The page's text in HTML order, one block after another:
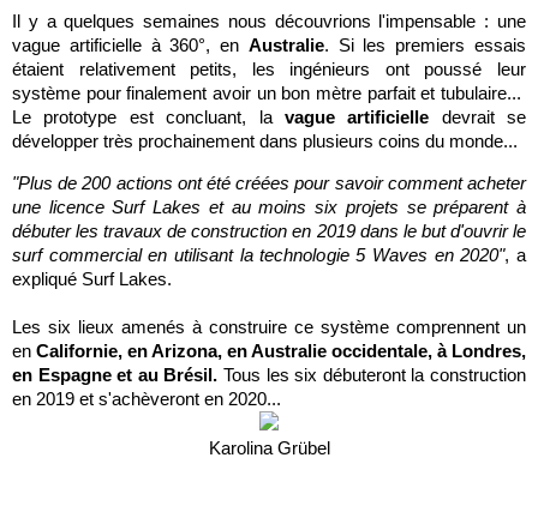
Il y a quelques semaines nous découvrions l'impensable : une
vague artificielle à 360°, en Australie. Si les premiers essais
étaient relativement petits, les ingénieurs ont poussé leur
système pour finalement avoir un bon mètre parfait et tubulaire...
Le prototype est concluant, la vague artificielle devrait se
développer très prochainement dans plusieurs coins du monde...
"Plus de 200 actions ont été créées pour savoir comment acheter
une licence Surf Lakes et au moins six projets se préparent à
débuter les travaux de construction en 2019 dans le but d'ouvrir le
surf commercial en utilisant la technologie 5 Waves en 2020", a
expliqué Surf Lakes.
Les six lieux amenés à construire ce système comprennent un
en Californie, en Arizona, en Australie occidentale, à Londres,
en Espagne et au Brésil. Tous les six débuteront la construction
en 2019 et s'achèveront en 2020...
Karolina Grübel